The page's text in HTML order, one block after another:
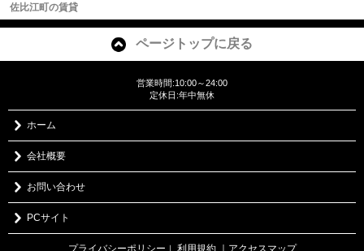
佐比江町の賃貸
ページトップに戻る
営業時間:10:00～24:00
定休日:年中無休
ホーム
会社概要
お問い合わせ
PCサイト
プライバシーポリシー ｜ 利用規約 ｜アクセスマップ